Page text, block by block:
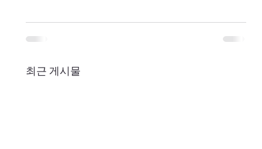
최근 게시물